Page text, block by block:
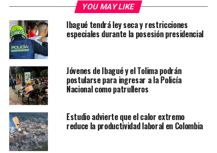
YOU MAY LIKE
Ibagué tendrá ley seca y restricciones
especiales durante la posesión presidencial
Jóvenes de Ibagué y el Tolima podrán
postularse para ingresar a la Policía
Nacional como patrulleros
Estudio advierte que el calor extremo
reduce la productividad laboral en Colombia